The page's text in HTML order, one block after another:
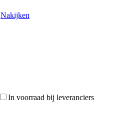
Nakijken
In voorraad bij leveranciers